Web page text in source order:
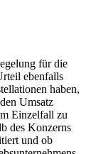
für die
ebenfalls
haben,
Umsatz
Einzelfall zu
des Konzerns
und ob